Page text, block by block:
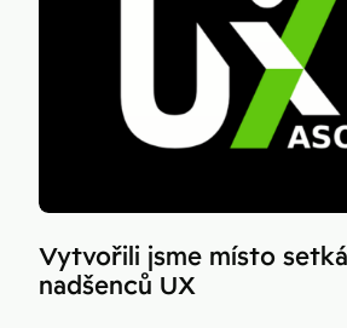
Vytvořili jsme místo
nadšenců UX